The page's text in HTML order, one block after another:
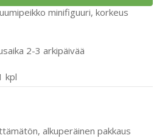
minifiguuri, korkeus
2-3 arkipäivää
kpl
alkuperäinen pakkaus